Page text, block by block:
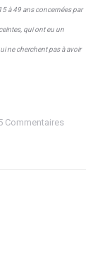
à 49 ans concernées par
qui ont eu un
ne cherchent pas à avoir
Commentaires